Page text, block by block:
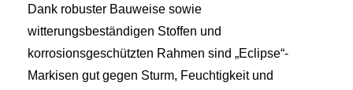
Dank robuster Bauweise sowie
witterungsbeständigen Stoffen und
korrosionsgeschützten Rahmen sind „Eclipse“-
Markisen gut gegen Sturm, Feuchtigkeit und